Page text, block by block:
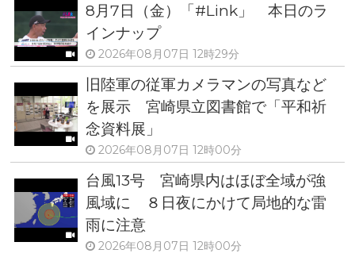
8月7日（金）「#Link」 本日のラ
インナップ
2026年08月07日 12時29分
旧陸軍の従軍カメラマンの写真など
を展示 宮崎県立図書館で「平和祈
念資料展」
2026年08月07日 12時00分
台風13号 宮崎県内はほぼ全域が強
風域に ８日夜にかけて局地的な雷
雨に注意
2026年08月07日 12時00分